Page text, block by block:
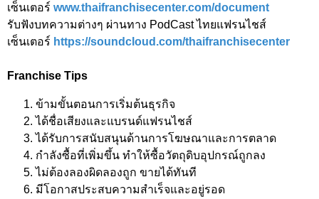
เซ็นเตอร์ www.thaifranchisecenter.com/document
รับฟังบทความต่างๆ ผ่านทาง PodCast ไทยแฟรนไชส์
เซ็นเตอร์ https://soundcloud.com/thaifranchisecenter
Franchise Tips
ข้ามขั้นตอนการเริ่มต้นธุรกิจ
ได้ชื่อเสียงและแบรนด์แฟรนไชส์
ได้รับการสนับสนุนด้านการโฆษณาและการตลาด
กำลังซื้อที่เพิ่มขึ้น ทำให้ซื้อวัตถุดิบอุปกรณ์ถูกลง
ไม่ต้องลองผิดลองถูก ขายได้ทันที
มีโอกาสประสบความสำเร็จและอยู่รอด